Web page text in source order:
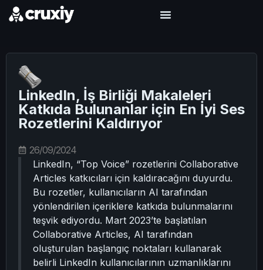
LinkedIn, İş Birliği Makaleleri
Katkıda Bulunanlar için En İyi Ses
Rozetlerini Kaldırıyor
26/09/2024
LinkedIn, “Top Voice” rozetlerini Collaborative
Articles katkıcıları için kaldıracağını duyurdu.
Bu rozetler, kullanıcıların AI tarafından
yönlendirilen içeriklere katkıda bulunmalarını
teşvik ediyordu. Mart 2023’te başlatılan
Collaborative Articles, AI tarafından
oluşturulan başlangıç noktaları kullanarak
belirli LinkedIn kullanıcılarının uzmanlıklarını